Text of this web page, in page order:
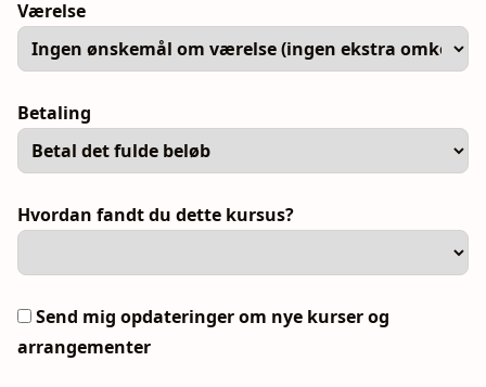
Værelse
Betaling
Hvordan fandt du dette kursus?
Send mig opdateringer om nye kurser og
arrangementer